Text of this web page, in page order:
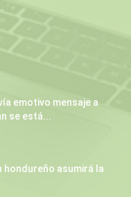
emotivo mensaje a
se está...
hondureño asumirá la